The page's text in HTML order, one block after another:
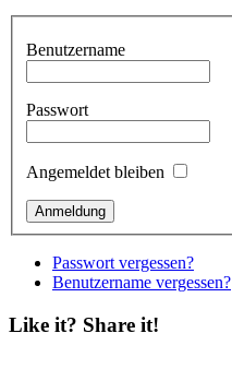
Benutzername
Passwort
Angemeldet bleiben
Passwort vergessen?
Benutzername vergessen?
Like it? Share it!